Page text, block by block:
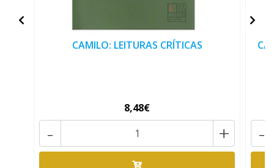
CAMILO: LEITURAS CRÍTICAS
8,48€
+
- -